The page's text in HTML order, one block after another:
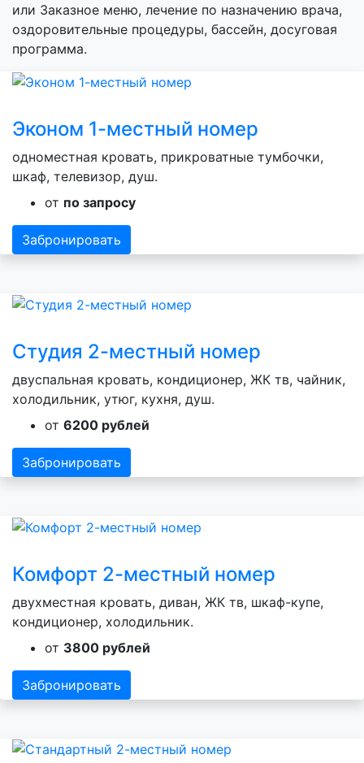
или Заказное меню, лечение по назначению врача,
оздоровительные процедуры, бассейн, досуговая
программа.
Эконом 1-местный номер
одноместная кровать, прикроватные тумбочки,
шкаф, телевизор, душ.
от по запросу
Забронировать
Студия 2-местный номер
двуспальная кровать, кондиционер, ЖК тв, чайник,
холодильник, утюг, кухня, душ.
от 6200 рублей
Забронировать
Комфорт 2-местный номер
двухместная кровать, диван, ЖК тв, шкаф-купе,
кондиционер, холодильник.
от 3800 рублей
Забронировать